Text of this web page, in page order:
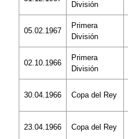
División
05.02.1967
Primera
División
02.10.1966
Primera
División
30.04.1966 Copa del Rey
23.04.1966 Copa del Rey